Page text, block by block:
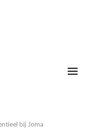
bij Joma